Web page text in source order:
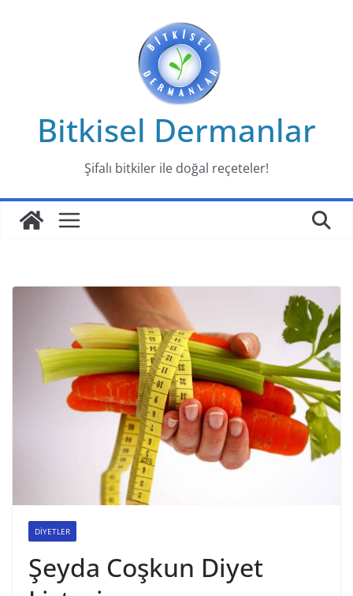
Bitkisel Dermanlar
Şifalı bitkiler ile doğal reçeteler!
DİYETLER
Şeyda Coşkun Diyet